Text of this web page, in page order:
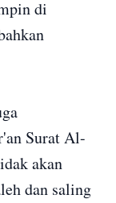
di
Surat Al-
akan
dan saling